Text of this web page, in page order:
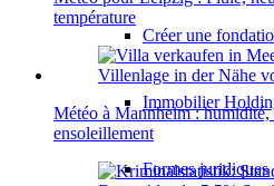
Créer une
Immobilier
Formes juridiques
température
Météo à Mannheim : humidité,
ensoleillement